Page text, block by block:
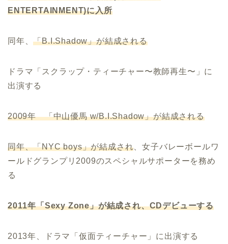
ENTERTAINMENT)に入所
同年、「B.I.Shadow」が結成される
ドラマ「スクラップ・ティーチャー〜教師再生〜」に
出演する
2009年 「中山優馬 w/B.I.Shadow」が結成される
同年、「NYC boys」が結成され 、女子バレーボールワ
ールドグランプリ2009のスペシャルサポーターを務め
る
2011年「Sexy Zone」が結成され、CDデビューする
2013年、ドラマ「仮面ティーチャー」に出演する